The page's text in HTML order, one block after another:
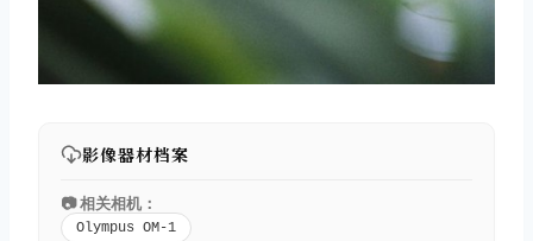
影像器材档案
📷 相关相机：
Olympus OM-1